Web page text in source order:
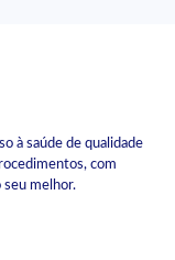
à saúde de qualidade
com
seu melhor.